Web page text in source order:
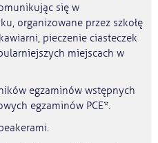
się w
organizowane przez szkołę
pieczenie ciasteczek
miejscach w
egzaminów wstępnych
egzaminów PCE*.